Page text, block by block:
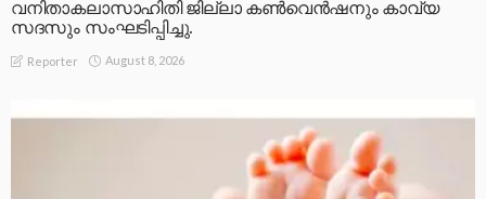
വനിതാകലാസാഹിതി ജില്ലാ കൺവെൻഷനും കാവ്യ
സദസും സംഘടിപ്പിച്ചു.
Reporter August 8, 2026